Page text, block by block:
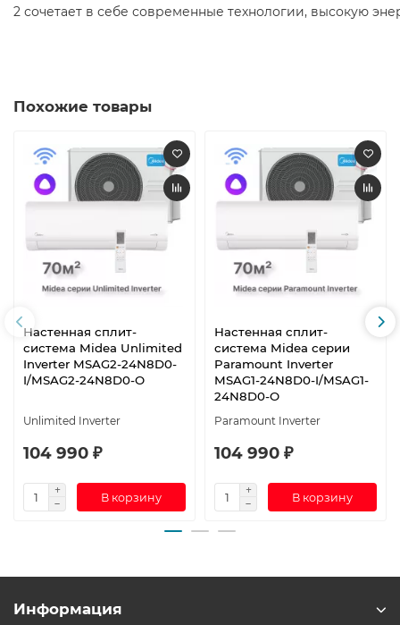
2 сочетает в себе современные технологии, высокую
Похожие товары
Настенная сплит-
система Midea Unlimited
Inverter MSAG2-24N8D0-
I/MSAG2-24N8D0-O
Unlimited Inverter
104 990 ₽
В корзину
Настенная сплит-
система Midea серии
Paramount Inverter
MSAG1-24N8D0-I/MSAG1-
24N8D0-O
Paramount Inverter
104 990 ₽
В корзину
Информация